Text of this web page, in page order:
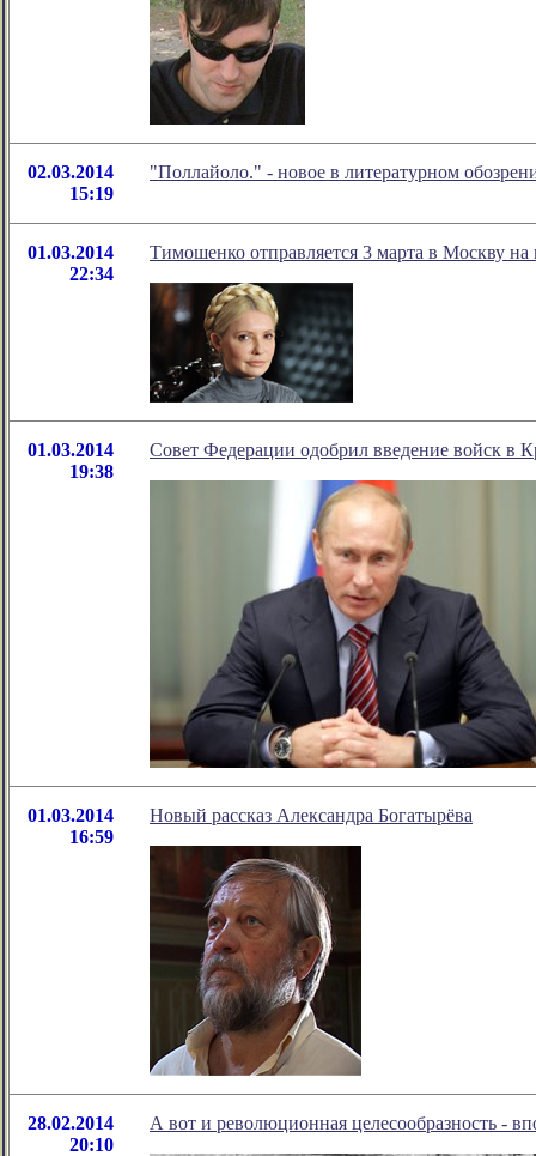
02.03.2014
15:19
"Поллайоло." - новое в литературном
01.03.2014
22:34
Тимошенко отправляется 3 марта в Москву
01.03.2014
19:38
Совет Федерации одобрил введение войск в
01.03.2014
16:59
Новый рассказ Александра Богатырёва
28.02.2014
20:10
А вот и революционная целесообразность -